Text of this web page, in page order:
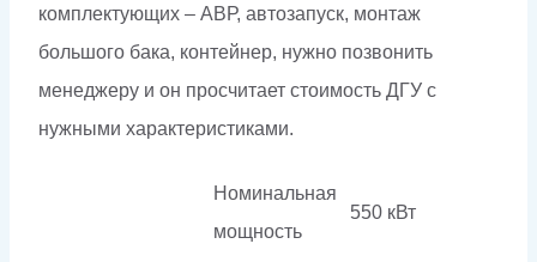
комплектующих – АВР, автозапуск, монтаж
большого бака, контейнер, нужно позвонить
менеджеру и он просчитает стоимость ДГУ с
нужными характеристиками.
Номинальная
мощность
550 кВт